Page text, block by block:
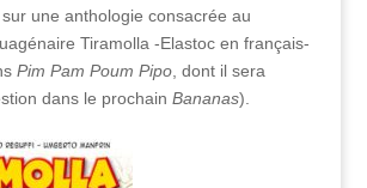
une anthologie consacrée au
Tiramolla -Elastoc en français-
Pim Pam Poum Pipo, dont il sera
dans le prochain Bananas).